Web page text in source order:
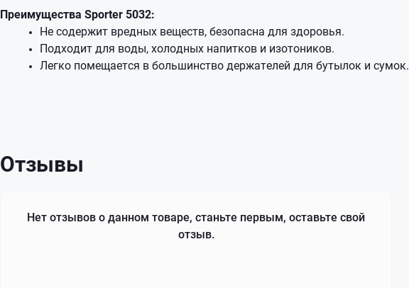
Преимущества Sporter 5032:
Не содержит вредных веществ, безопасна для здоровья.
Подходит для воды, холодных напитков и изотоников.
Легко помещается в большинство держателей для бутылок и сумок.
Отзывы
Нет отзывов о данном товаре, станьте первым, оставьте свой
отзыв.